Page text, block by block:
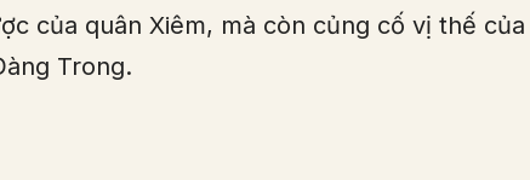
của quân Xiêm, mà còn củng cố vị thế
Trong.